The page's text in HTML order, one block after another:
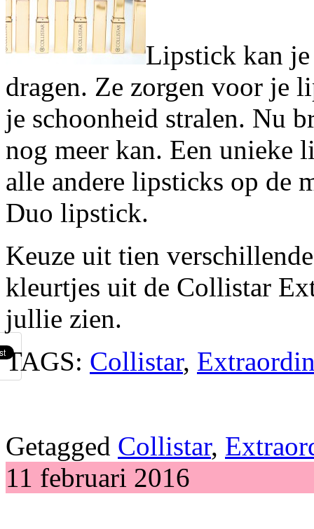
Lipstick kan
dragen. Ze zorgen voor je
je schoonheid stralen. Nu
nog meer kan. Een unieke
alle andere lipsticks op de
Duo lipstick.
Keuze uit tien
kleurtjes uit de Collistar
jullie zien.
TAGS: Collistar,
Getagged Collistar,
11 februari 2016